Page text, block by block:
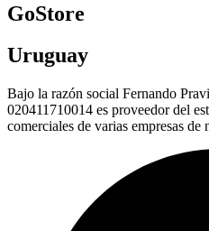
GoStore
Uruguay
Bajo la razón social Fernando
020411710014 es proveedor del
comerciales de varias empresas